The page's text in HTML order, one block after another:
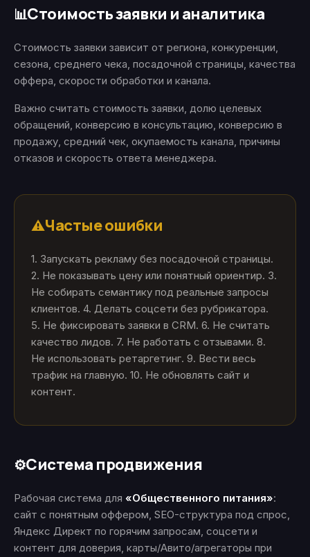
📊Стоимость заявки и аналитика
Стоимость заявки зависит от региона, конкуренции,
сезона, среднего чека, посадочной страницы, качества
оффера, скорости обработки и канала.
Важно считать стоимость заявки, долю целевых
обращений, конверсию в консультацию, конверсию в
продажу, средний чек, окупаемость канала, причины
отказов и скорость ответа менеджера.
⚠️Частые ошибки
1. Запускать рекламу без посадочной страницы.
2. Не показывать цену или понятный ориентир. 3.
Не собирать семантику под реальные запросы
клиентов. 4. Делать соцсети без рубрикатора.
5. Не фиксировать заявки в CRM. 6. Не считать
качество лидов. 7. Не работать с отзывами. 8.
Не использовать ретаргетинг. 9. Вести весь
трафик на главную. 10. Не обновлять сайт и
контент.
⚙️Система продвижения
Рабочая система для «Общественного питания»:
сайт с понятным оффером, SEO-структура под спрос,
Яндекс Директ по горячим запросам, соцсети и
контент для доверия, карты/Авито/агрегаторы при